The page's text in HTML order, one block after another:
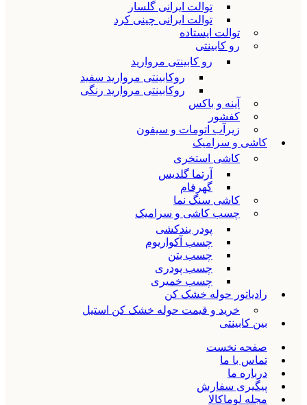
توالت ایرانی گلسار
توالت ایرانی چینی کرد
توالت ایستاده
رو کابینتی
رو کابینتی مروارید
روکابینتی مروارید سفید
روکابینتی مروارید رنگی
آینه و باکس
کفشور
زیرآب اتومات و سیفون
کاشی و سرامیک
کاشی استخری
آرتما گلدیس
گهرفام
کاشی سنگ نما
چسب کاشی و سرامیک
پودر بندکشی
چسب آکواریوم
چسب بتن
چسب پودری
چسب خمیری
رادیاتور حوله خشک کن
خرید و قیمت حوله خشک کن استیل
بین کابینتی
صفحه نخست
تماس با ما
درباره ما
پیگیری سفارش
مجله لوماکالا